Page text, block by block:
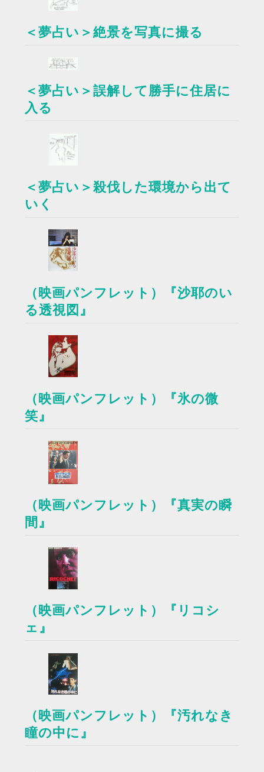
＜夢占い＞絶景を写真に撮る
＜夢占い＞誤解して勝手に住居に
入る
＜夢占い＞殺伐した環境から出て
いく
（映画パンフレット）『沙耶のい
る透視図』
（映画パンフレット）『氷の微
笑』
（映画パンフレット）『真実の瞬
間』
（映画パンフレット）『リコシ
ェ』
（映画パンフレット）『汚れなき
瞳の中に』